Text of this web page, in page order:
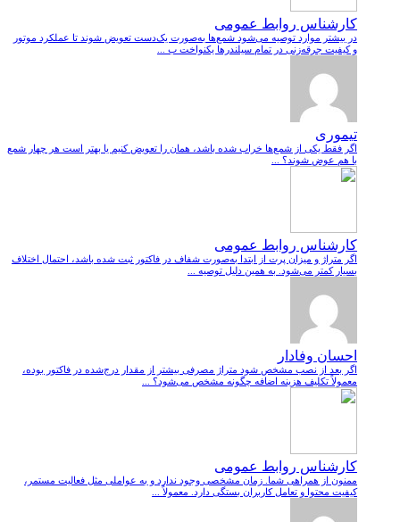
کارشناس روابط عمومی
در بیشتر موارد توصیه می‌شود شمع‌ها به‌صورت یک‌دست تعویض شوند تا عملکرد موتور
و کیفیت جرقه‌زنی در تمام سیلندرها یکنواخت ب ...
تیموری
اگر فقط یکی از شمع‌ها خراب شده باشد، همان را تعویض کنیم یا بهتر است هر چهار شمع
با هم عوض شوند؟ ...
کارشناس روابط عمومی
اگر متراژ و میزان پرت از ابتدا به‌صورت شفاف در فاکتور ثبت شده باشد، احتمال اختلاف
بسیار کمتر می‌شود. به همین دلیل توصیه ...
احسان وفادار
اگر بعد از نصب مشخص شود متراژ مصرفی بیشتر از مقدار درج‌شده در فاکتور بوده،
معمولاً تکلیف هزینه اضافه چگونه مشخص می‌شود؟ ...
کارشناس روابط عمومی
ممنون از همراهی شما. زمان مشخصی وجود ندارد و به عواملی مثل فعالیت مستمر،
کیفیت محتوا و تعامل کاربران بستگی دارد. معمولاً ...